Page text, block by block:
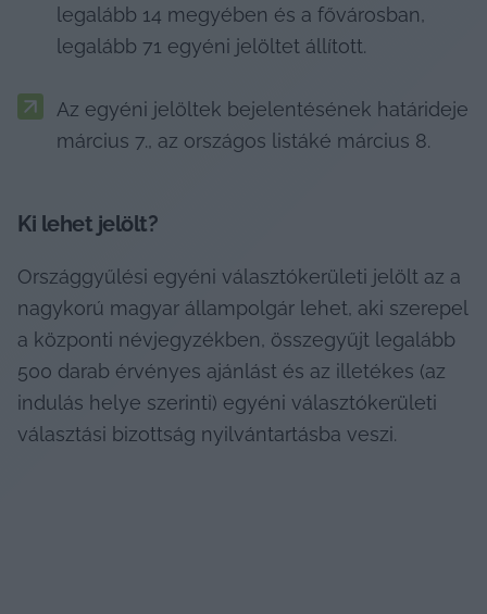
legalább 14 megyében és a fővárosban,
legalább 71 egyéni jelöltet állított.
Az egyéni jelöltek bejelentésének határideje
március 7., az országos listáké március 8.
Ki lehet jelölt?
Országgyűlési egyéni választókerületi jelölt az a
nagykorú magyar állampolgár lehet, aki szerepel
a központi névjegyzékben, összegyűjt legalább
500 darab érvényes ajánlást és az illetékes (az
indulás helye szerinti) egyéni választókerületi
választási bizottság nyilvántartásba veszi.